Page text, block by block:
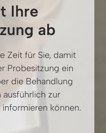
Ihre
ab
Zeit für Sie, damit
Probesitzung ein
die Behandlung
ausführlich zur
können.